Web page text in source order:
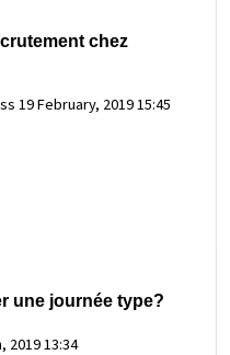
chez
19 February, 2019 15:45
une journée type?
2019 13:34